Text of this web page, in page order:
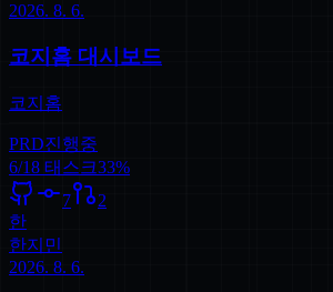
2026. 8. 6.
코지홈 대시보드
코지홈
PRD진행중
6/18 태스크33%
7
2
한
한지민
2026. 8. 6.